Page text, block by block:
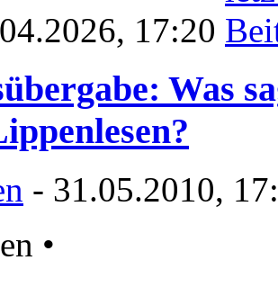
17:20
Was
- 31.05.2010,
•